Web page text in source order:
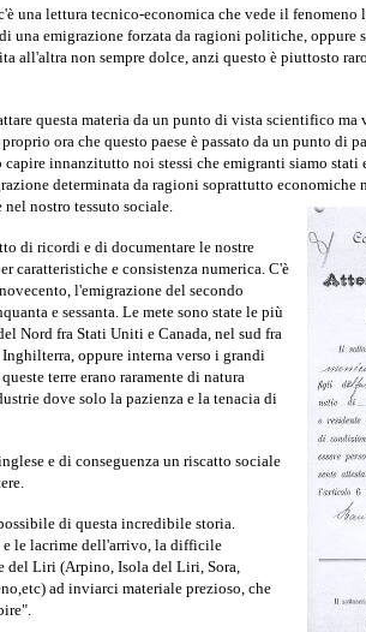
una lettura tecnico-economica che vede il
emigrazione forzata da ragioni politiche, oppure
all'altra non sempre dolce, anzi questo è piuttosto
questa materia da un punto di vista scientifico ma
orache questo paese è passato da un punto di
innanzitutto noi stessi che emigranti siamo stati
determinata da ragioni soprattutto economiche
nostro tessuto sociale.
di ricordi e di documentare le nostre
caratteristiche e consistenza numerica. C'è
l'emigrazione del secondo
e sessanta. Le mete sono state le più
Nord fra Stati Uniti e Canada, nel sud fra
oppure interna verso i grandi
terre erano raramente di natura
dove solo la pazienza e la tenacia di
e di conseguenza un riscatto sociale
di questa incredibile storia.
e le lacrime dell'arrivo, la difficile
Liri (Arpino, Isola del Liri, Sora,
ad inviarci materiale prezioso, che